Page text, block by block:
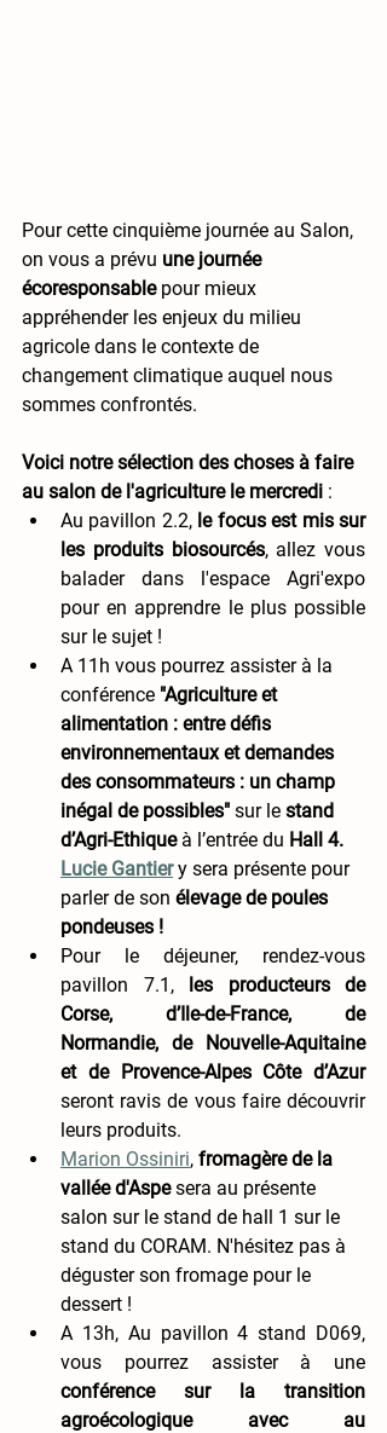
Pour cette cinquième journée au Salon,
on vous a prévu une journée
écoresponsable pour mieux
appréhender les enjeux du milieu
agricole dans le contexte de
changement climatique auquel nous
sommes confrontés.
Voici notre sélection des choses à faire
au salon de l'agriculture le mercredi :
Au pavillon 2.2, le focus est mis sur
les produits biosourcés, allez vous
balader dans l'espace Agri'expo
pour en apprendre le plus possible
sur le sujet !
A 11h vous pourrez assister à la
conférence "Agriculture et
alimentation : entre défis
environnementaux et demandes
des consommateurs : un champ
inégal de possibles" sur le stand
d’Agri-Ethique à l’entrée du Hall 4.
Lucie Gantier y sera présente pour
parler de son élevage de poules
pondeuses !
Pour le déjeuner, rendez-vous
pavillon 7.1, les producteurs de
Corse, d’Ile-de-France, de
Normandie, de Nouvelle-Aquitaine
et de Provence-Alpes Côte d’Azur
seront ravis de vous faire découvrir
leurs produits.
Marion Ossiniri, fromagère de la
vallée d'Aspe sera au présente
salon sur le stand de hall 1 sur le
stand du CORAM. N'hésitez pas à
déguster son fromage pour le
dessert !
A 13h, Au pavillon 4 stand D069,
conférence sur la transition
agroécologique avec au